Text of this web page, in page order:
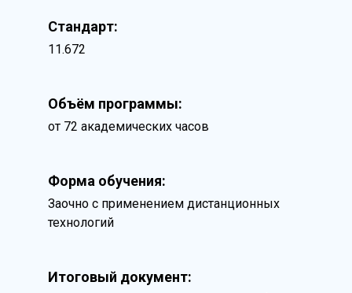
Стандарт:
11.672
Объём программы:
от 72 академических часов
Форма обучения:
Заочно с применением дистанционных
технологий
Итоговый документ: